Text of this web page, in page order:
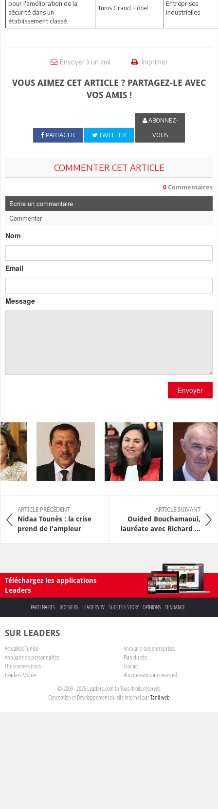
pour l'amélioration de la
sécurité dans un
établissement classé.
Tunis Grand Hôtel
Entreprises
industrielles
Envoyer à un ami Imprimer
VOUS AIMEZ CET ARTICLE ? PARTAGEZ-LE AVEC
VOS AMIS !
PARTAGER TWEETER
ABONNEZ-
VOUS
COMMENTER CET ARTICLE
0 Commentaires
Ecrire un commentaire
Commenter
Nom
Email
Message
Envoyer
ARTICLE PRÉCÉDENT
Nidaa Tounès : la crise
prend de l'ampleur
ARTICLE SUIVANT
Ouided Bouchamaoui,
lauréate avec Richard ...
Téléchargez les applications
Leaders
PARTENAIRES DOSSIERS LEADERS TV SUCCESS STORY OPINIONS TENDANCE
SUR LEADERS
Actualités Tunisie
Annuaire des entreprises
Annuaire de personnalités
Plan du site
Qui sommes nous
Contact
Leaders Mobile
Abonnez-vous au mensuel
© 2009 - 2026 Leaders.com.tn Tous droits réservés.
Conception et Développement du site internet parTanit web